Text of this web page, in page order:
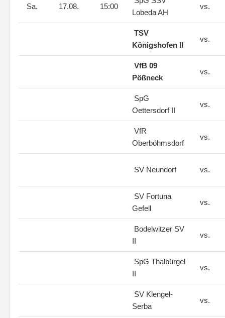
Sa. 17.08. 15:00
Lobeda AH
vs.
TSV
Königshofen II
vs.
VfB 09
Pößneck
vs.
SpG
Oettersdorf II
vs.
VfR
Oberböhmsdorf
vs.
SV Neundorf vs.
SV Fortuna
Gefell
vs.
Bodelwitzer SV
II
vs.
SpG Thalbürgel
II
vs.
SV Klengel-
Serba
vs.